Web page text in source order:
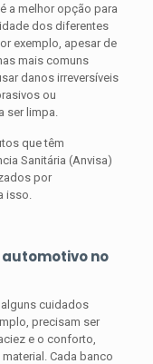
a melhor opção para
dos diferentes
exemplo, apesar de
mais comuns
danos irreversíveis
ou
ser limpa.
que têm
Sanitária (Anvisa)
por
isso.
no
cuidados
precisam ser
e o conforto,
Cada banco